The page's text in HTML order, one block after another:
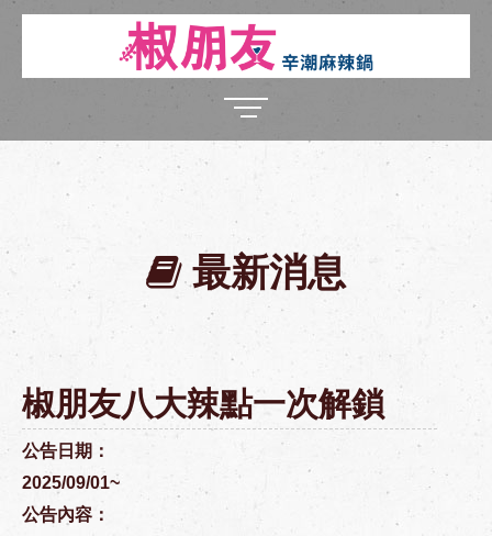
最新消息
椒朋友八大辣點一次解鎖
公告日期：
2025/09/01~
公告內容：